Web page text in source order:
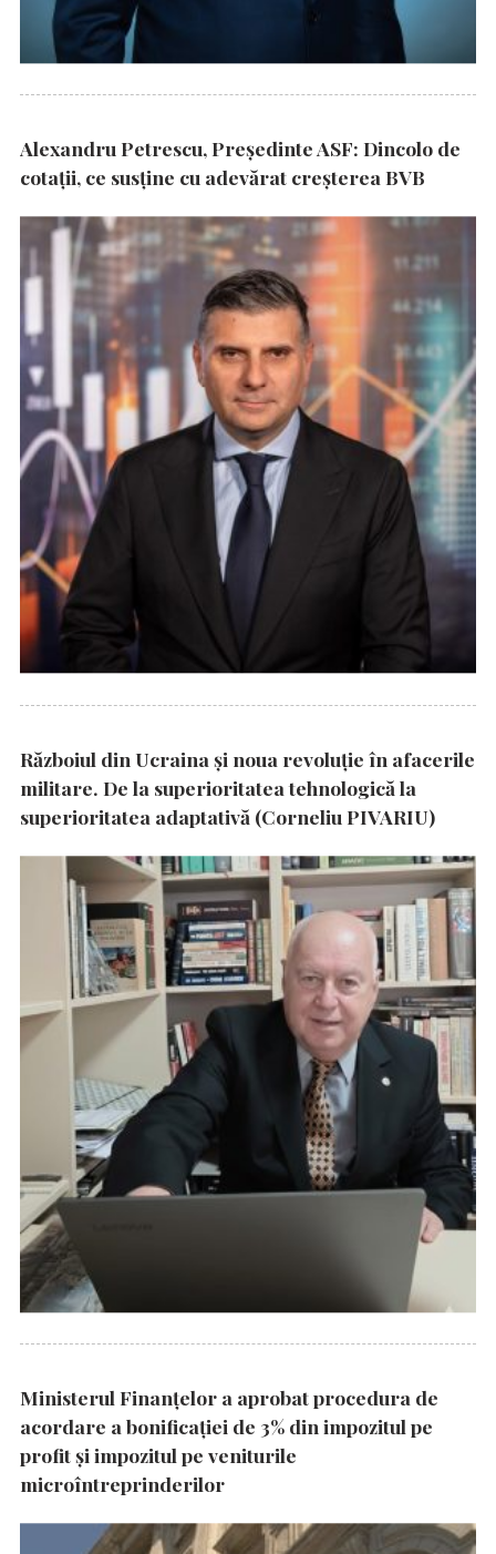
Alexandru Petrescu, Președinte ASF: Dincolo de
cotații, ce susține cu adevărat creșterea BVB
Războiul din Ucraina și noua revoluție în afacerile
militare. De la superioritatea tehnologică la
superioritatea adaptativă (Corneliu PIVARIU)
Ministerul Finanțelor a aprobat procedura de
acordare a bonificației de 3% din impozitul pe
profit și impozitul pe veniturile
microîntreprinderilor